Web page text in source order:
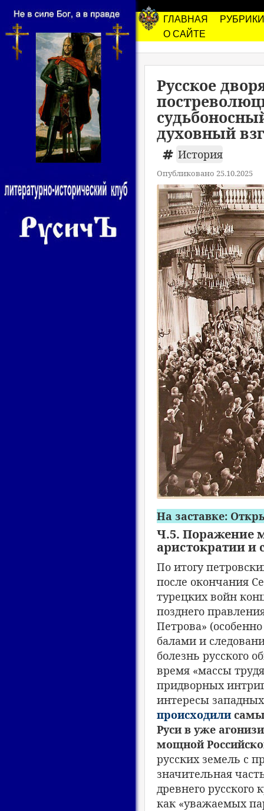
ГЛАВНАЯ
РУБРИКИ
О САЙТЕ
Русское
духовный
История
Опубликовано 25.10.2025
На заставке:
Ч.5. Поражение
аристократии и
По итогу
после окончания
турецких войн
позднего
Петрова»
балами и
болезнь русского
время «массы
придворных
интересы
происходили
Руси в уже
мощной
русских земель с
значительная
древнего
как «уважаемых